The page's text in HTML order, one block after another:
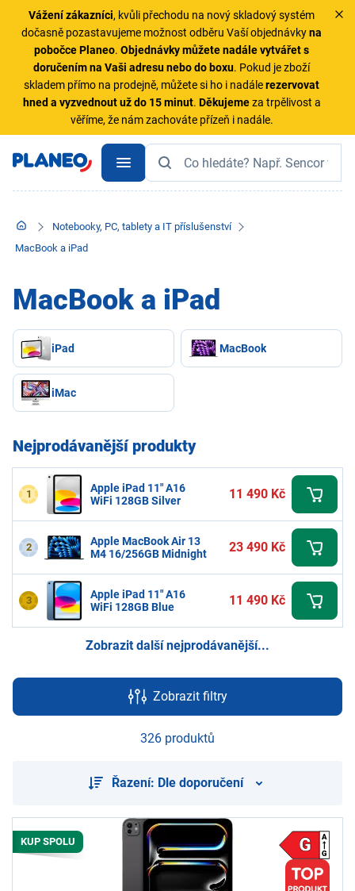
Vážení zákazníci, kvůli přechodu na nový skladový systém
dočasně pozastavujeme možnost odběru Vaší objednávkyna
pobočce Planeo.Objednávky můžete nadále vytvářet s
doručením na Vaši adresu nebo do boxu. Pokud je zboží
skladem přímo na prodejně, můžete si ho i nadálerezervovat
hned a vyzvednout už do 15 minut. Děkujemeza trpělivost a
věříme, že nám zachováte přízeň i nadále.
Notebooky, PC, tablety a IT příslušenství
MacBook a iPad
MacBook a iPad
iPad MacBook
iMac
Nejprodávanější produkty
1
Apple iPad 11" A16
WiFi 128GB Silver
11 490 Kč
2
Apple MacBook Air 13
M4 16/256GB Midnight
23 490 Kč
3
Apple iPad 11" A16
WiFi 128GB Blue
11 490 Kč
Zobrazit další nejprodávanější...
Zobrazit filtry
326 produktů
Řazení: Dle doporučení
KUP SPOLU